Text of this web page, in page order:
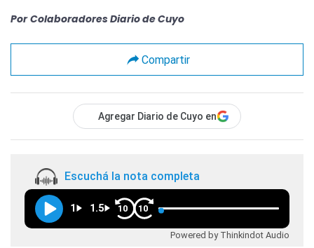
Por Colaboradores Diario de Cuyo
Compartir
Agregar Diario de Cuyo en
Escuchá la nota completa
1 1.5 10 10
Powered by Thinkindot Audio